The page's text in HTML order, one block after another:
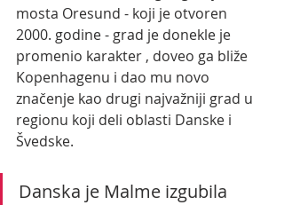
mosta Oresund - koji je otvoren
2000. godine - grad je donekle je
promenio karakter , doveo ga bliže
Kopenhagenu i dao mu novo
značenje kao drugi najvažniji grad u
regionu koji deli oblasti Danske i
Švedske.
Danska je Malme izgubila